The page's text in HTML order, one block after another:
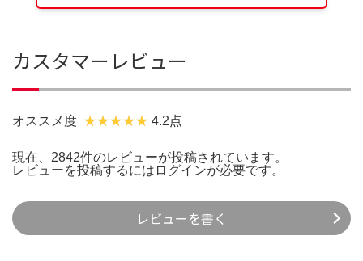
カスタマーレビュー
オススメ度 4.2点
現在、2842件のレビューが投稿されています。
レビューを投稿するには ログインが必要です。
レビューを書く